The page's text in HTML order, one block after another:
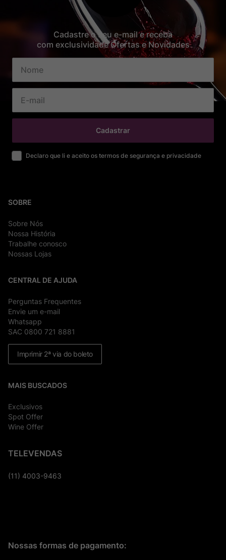
Cadastre o seu e-mail e receba
com exclusividade Ofertas e Novidades
Cadastrar
Declaro que li e aceito os termos de segurança e privacidade
SOBRE
Sobre Nós
Nossa História
Trabalhe conosco
Nossas Lojas
CENTRAL DE AJUDA
Perguntas Frequentes
Envie um e-mail
Whatsapp
SAC 0800 721 8881
Imprimir 2ª via do boleto
MAIS BUSCADOS
Exclusivos
Spot Offer
Wine Offer
TELEVENDAS
(11) 4003-9463
Nossas formas de pagamento: